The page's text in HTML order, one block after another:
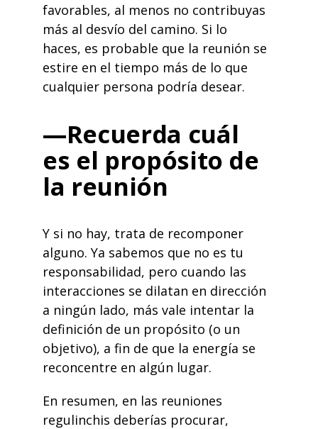
favorables, al menos no contribuyas
más al desvío del camino. Si lo
haces, es probable que la reunión se
estire en el tiempo más de lo que
cualquier persona podría desear.
—Recuerda cuál
es el propósito de
la reunión
Y si no hay, trata de recomponer
alguno. Ya sabemos que no es tu
responsabilidad, pero cuando las
interacciones se dilatan en dirección
a ningún lado, más vale intentar la
definición de un propósito (o un
objetivo), a fin de que la energía se
reconcentre en algún lugar.
En resumen, en las reuniones
regulinchis deberías procurar,